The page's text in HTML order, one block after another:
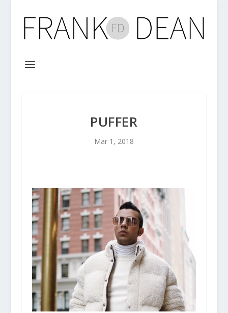
PUFFER
Mar 1, 2018